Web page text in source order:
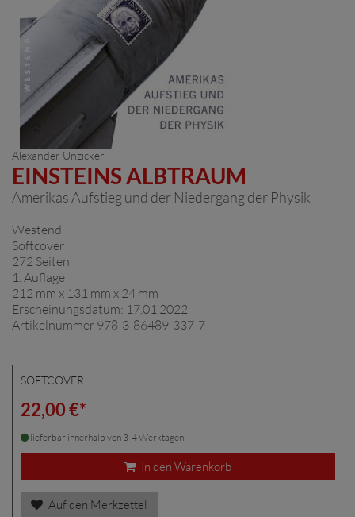
Alexander Unzicker
EINSTEINS ALBTRAUM
Amerikas Aufstieg und der Niedergang der Physik
Westend
Softcover
272 Seiten
1. Auflage
212 mm x 131 mm x 24 mm
Erscheinungsdatum: 17.01.2022
Artikelnummer 978-3-86489-337-7
SOFTCOVER
22,00 €*
lieferbar innerhalb von 3-4 Werktagen
In den Warenkorb
Auf den Merkzettel